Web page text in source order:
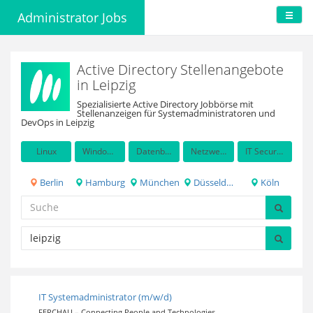
Administrator Jobs
Active Directory Stellenangebote
in Leipzig
Spezialisierte Active Directory Jobbörse mit
Stellenanzeigen für Systemadministratoren und
DevOps in Leipzig
Linux Windows Server Datenbanken Netzwerkadministration IT Security / Auditing
Berlin Hamburg München Düsseldorf Köln
IT Systemadministrator (m/w/d)